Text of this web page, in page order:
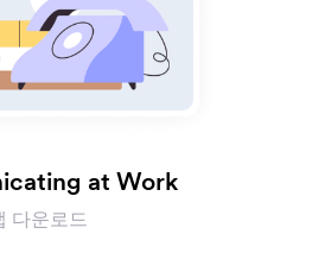
at Work
다운로드